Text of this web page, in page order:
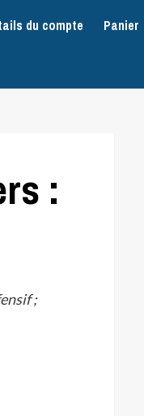
du compte Panier
:
;